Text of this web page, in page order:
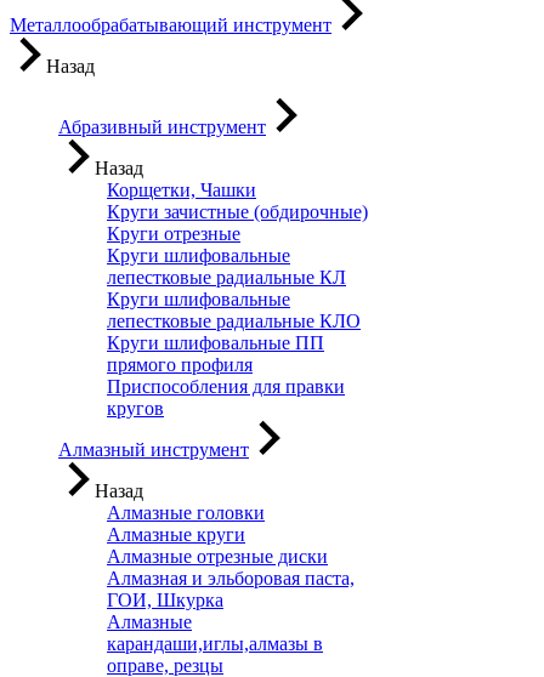
Металлообрабатывающий инструмент
Назад
Абразивный инструмент
Назад
Корщетки, Чашки
Круги зачистные (обдирочные)
Круги отрезные
Круги шлифовальные
лепестковые радиальные КЛ
Круги шлифовальные
лепестковые радиальные КЛО
Круги шлифовальные ПП
прямого профиля
Приспособления для правки
кругов
Алмазный инструмент
Назад
Алмазные головки
Алмазные круги
Алмазные отрезные диски
Алмазная и эльборовая паста,
ГОИ, Шкурка
Алмазные
карандаши,иглы,алмазы в
оправе, резцы